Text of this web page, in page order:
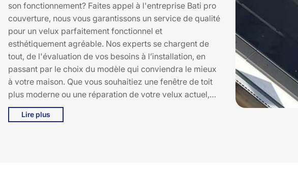
son fonctionnement? Faites appel à l'entreprise Bati pro
couverture, nous vous garantissons un service de qualité
pour un velux parfaitement fonctionnel et
esthétiquement agréable. Nos experts se chargent de
tout, de l'évaluation de vos besoins à l’installation, en
passant par le choix du modèle qui conviendra le mieux
à votre maison. Que vous souhaitiez une fenêtre de toit
plus moderne ou une réparation de votre velux actuel,
nous sommes là pour vous accompagner. Contactez-
nous et découvrez la différence d'un service
Lire plus